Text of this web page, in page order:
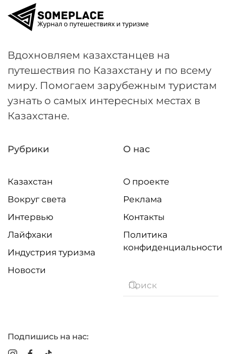
Вдохновляем казахстанцев на
путешествия по Казахстану и по всему
миру. Помогаем зарубежным туристам
узнать о самых интересных местах в
Казахстане.
Рубрики
Казахстан
Вокруг света
Интервью
Лайфхаки
Индустрия туризма
Новости
О нас
О проекте
Реклама
Контакты
Политика
конфиденциальности
Подпишись на нас: